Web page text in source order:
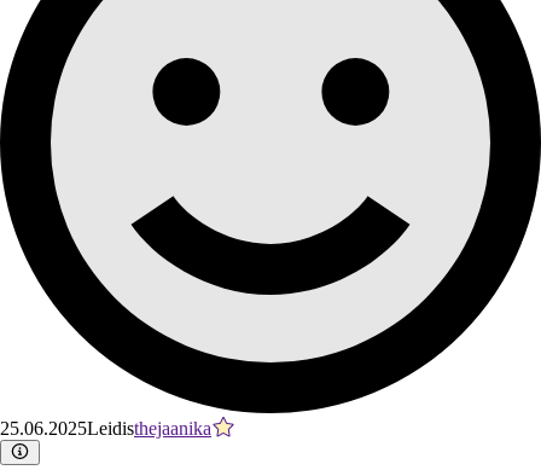
25.06.2025Leidisthejaanika